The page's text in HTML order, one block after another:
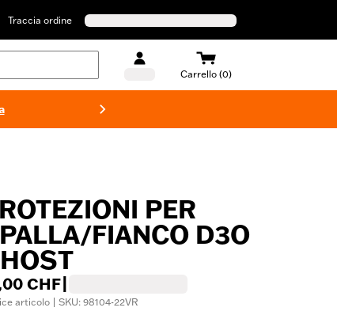
Traccia ordine
Carrello (0)
PER
FIANCO D3O
CHF
articolo | SKU: 98104-22VR